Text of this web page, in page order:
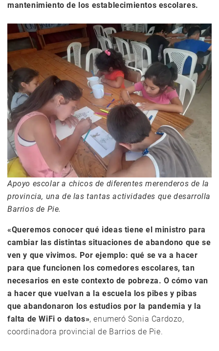
mantenimiento de los establecimientos escolares.
Apoyo escolar a chicos de diferentes merenderos de la
provincia, una de las tantas actividades que desarrolla
Barrios de Pie.
«Queremos conocer qué ideas tiene el ministro para
cambiar las distintas situaciones de abandono que se
ven y que vivimos. Por ejemplo: qué se va a hacer
para que funcionen los comedores escolares, tan
necesarios en este contexto de pobreza. O cómo van
a hacer que vuelvan a la escuela los pibes y pibas
que abandonaron los estudios por la pandemia y la
falta de WiFi o datos», enumeró Sonia Cardozo,
coordinadora provincial de Barrios de Pie.